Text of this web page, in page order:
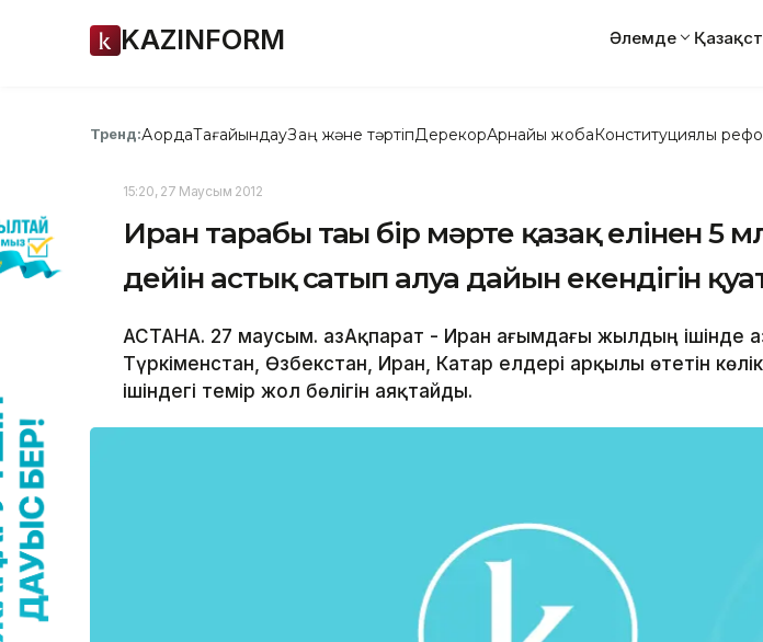
KAZINFORM Әлемде
Тренд:АқордаТағайындауЗаң және тәртіпДерекқорАрнайы жобаКонституциялық
15:20, 27 Маусым 2012
Иран тарабы тағы бір мәрте қазақ елінен 5
дейін астық сатып алуға дайын екендігін
АСТАНА. 27 маусым. ҚазАқпарат - Иран ағымдағы жылдың ішінде
Түркіменстан, Өзбекстан, Иран, Катар елдері арқылы өтетін көлік
ішіндегі темір жол бөлігін аяқтайды.